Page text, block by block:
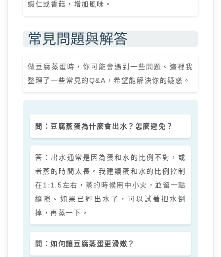
蝦仁或香菇，增加風味。
常見問題與解答
做豆腐蒸蛋時，你可能會遇到一些問題。這裡我
整理了一些常見的Q&A，希望能解決你的疑惑。
問：豆腐蒸蛋為什麼會出水？怎麼避免？
答：出水通常是因為蛋和水的比例不對，或
者蒸的時間太長。我建議蛋和水的比例控制
在1:1.5左右，蒸的時候用中小火，並留一點
縫隙。如果已經出水了，可以試著把水倒
掉，再蒸一下。
問：如何讓豆腐蒸蛋更滑嫩？